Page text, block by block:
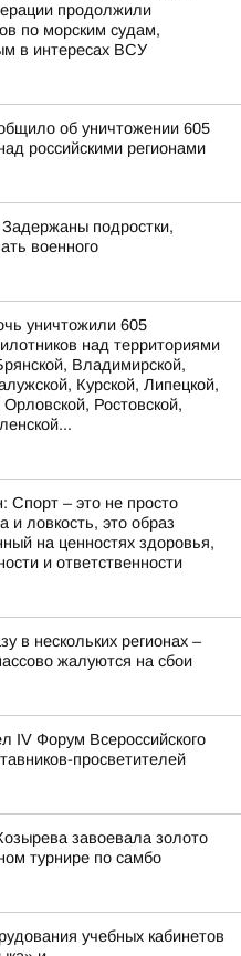
продолжили
по морским судам,
в интересах ВСУ
об уничтожении 605
российскими регионами
подростки,
военного
уничтожили 605
над территориями
Владимирской,
Курской, Липецкой,
Ростовской,
Спорт – это не просто
и ловкость, это образ
на ценностях здоровья,
и ответственности
в нескольких регионах –
жалуются на сбои
IV Форум Всероссийского
просветителей
завоевала золото
турнире по самбо
учебных кабинетов